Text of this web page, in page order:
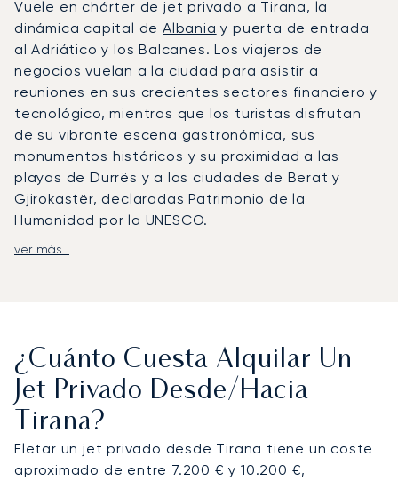
Vuele en chárter de jet privado a Tirana, la
dinámica capital deAlbania y puerta de entrada
al Adriático y los Balcanes. Los viajeros de
negocios vuelan a la ciudad para asistir a
reuniones en sus crecientes sectores financiero y
tecnológico, mientras que los turistas disfrutan
de su vibrante escena gastronómica, sus
monumentos históricos y su proximidad a las
playas de Durrës y a las ciudades de Berat y
Gjirokastër, declaradas Patrimonio de la
Humanidad por la UNESCO.
LunaJets organiza vuelos privados al Aeropuerto
refinado servicio de restauración a bordo y
comodidad durante todo el viaje. Cada itinerario
se adapta a las necesidades individuales, ya sea
para un inversor que asiste a una conferencia en
el Palacio de Congresos o para una familia que se
aloja en una villa privada en la Riviera albanesa.
ver más...
¿Cuánto Cuesta Alquilar Un
Jet Privado Desde/hacia
Tirana?
Fletar un jet privado desde Tirana tiene un coste
aproximado de entre 7.200 € y 10.200 €,